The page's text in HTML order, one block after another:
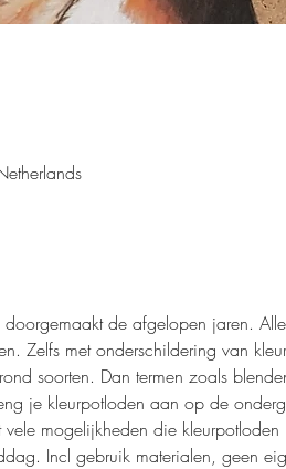
doorgemaakt de afgelopen jaren.
Zelfs met onderschildering van
soorten. Dan termen zoals
je kleurpotloden aan op de
mogelijkheden die kleurpotloden
Incl gebruik materialen, geen